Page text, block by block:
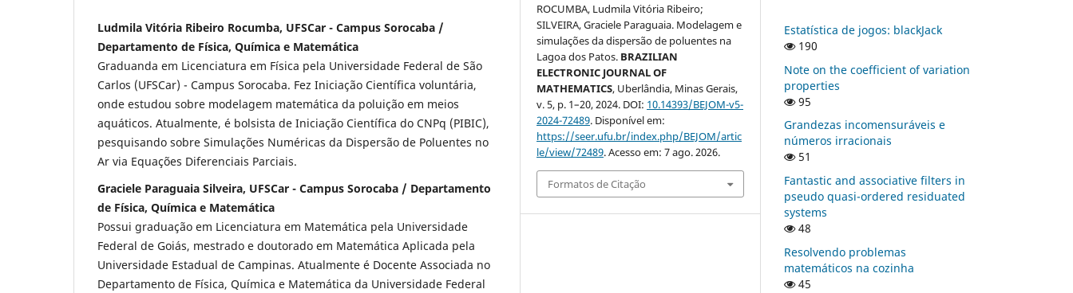
Ludmila Vitória Ribeiro Rocumba, UFSCar - Campus Sorocaba /
Departamento de Física, Química e Matemática
Graduanda em Licenciatura em Física pela Universidade Federal de São
Carlos (UFSCar) - Campus Sorocaba. Fez Iniciação Científica voluntária,
onde estudou sobre modelagem matemática da poluição em meios
aquáticos. Atualmente, é bolsista de Iniciação Científica do CNPq (PIBIC),
pesquisando sobre Simulações Numéricas da Dispersão de Poluentes no
Ar via Equações Diferenciais Parciais.
Graciele Paraguaia Silveira, UFSCar - Campus Sorocaba / Departamento
de Física, Química e Matemática
Possui graduação em Licenciatura em Matemática pela Universidade
Federal de Goiás, mestrado e doutorado em Matemática Aplicada pela
Universidade Estadual de Campinas. Atualmente é Docente Associada no
Departamento de Física, Química e Matemática da Universidade Federal
ROCUMBA, Ludmila Vitória Ribeiro;
SILVEIRA, Graciele Paraguaia. Modelagem e
simulações da dispersão de poluentes na
Lagoa dos Patos. BRAZILIAN
ELECTRONIC JOURNAL OF
MATHEMATICS, Uberlândia, Minas Gerais,
v. 5, p. 1–20, 2024. DOI: 10.14393/BEJOM-v5-
2024-72489. Disponível em:
https://seer.ufu.br/index.php/BEJOM/artic
le/view/72489. Acesso em: 7 ago. 2026.
Formatos de Citação
Estatística de jogos: blackJack
190
Note on the coefficient of variation
properties
95
Grandezas incomensuráveis e
números irracionais
51
Fantastic and associative filters in
pseudo quasi-ordered residuated
systems
48
Resolvendo problemas
matemáticos na cozinha
45